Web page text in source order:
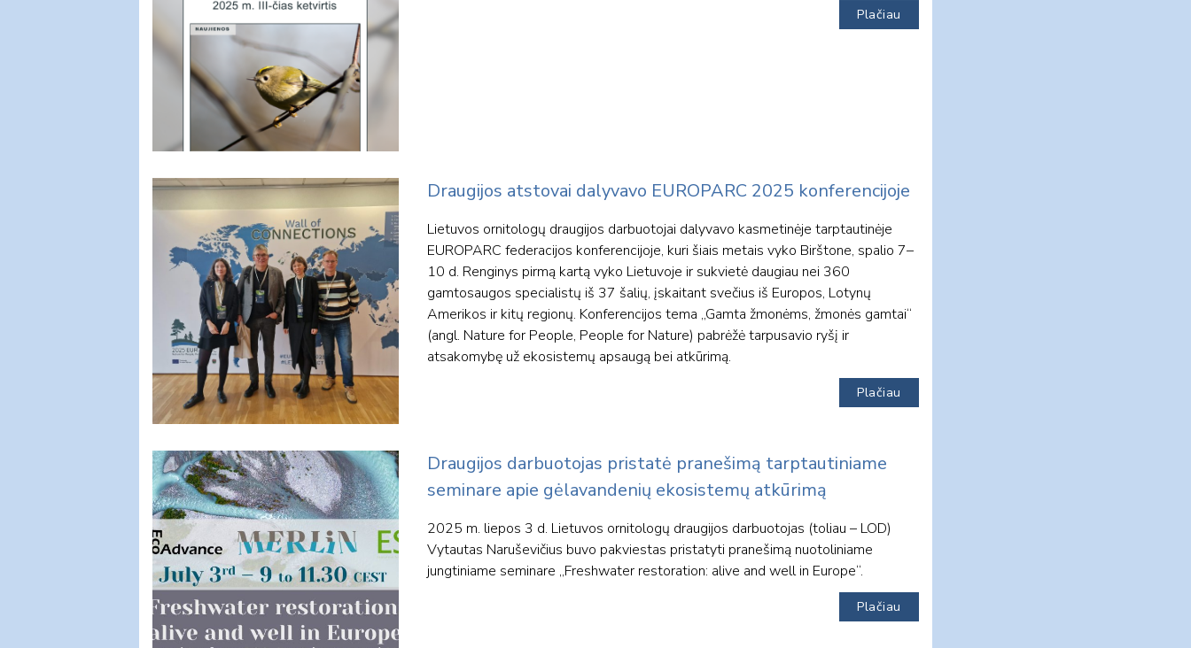
Plačiau
Draugijos atstovai dalyvavo EUROPARC 2025 konferencijoje
Lietuvos ornitologų draugijos darbuotojai dalyvavo kasmetinėje tarptautinėje
EUROPARC federacijos konferencijoje, kuri šiais metais vyko Birštone, spalio 7–
10 d. Renginys pirmą kartą vyko Lietuvoje ir sukvietė daugiau nei 360
gamtosaugos specialistų iš 37 šalių, įskaitant svečius iš Europos, Lotynų
Amerikos ir kitų regionų. Konferencijos tema „Gamta žmonėms, žmonės gamtai“
(angl. Nature for People, People for Nature) pabrėžė tarpusavio ryšį ir
atsakomybę už ekosistemų apsaugą bei atkūrimą.
Plačiau
Draugijos darbuotojas pristatė pranešimą tarptautiniame
seminare apie gėlavandenių ekosistemų atkūrimą
2025 m. liepos 3 d. Lietuvos ornitologų draugijos darbuotojas (toliau – LOD)
Vytautas Naruševičius buvo pakviestas pristatyti pranešimą nuotoliniame
jungtiniame seminare „Freshwater restoration: alive and well in Europe“.
Plačiau